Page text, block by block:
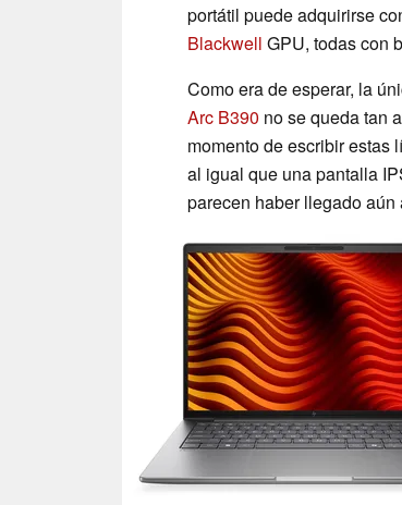
portátil puede adquirirse
Blackwell GPU, todas con
Como era de esperar, la
Arc B390 no se queda tan
momento de escribir estas
al igual que una pantalla
parecen haber llegado